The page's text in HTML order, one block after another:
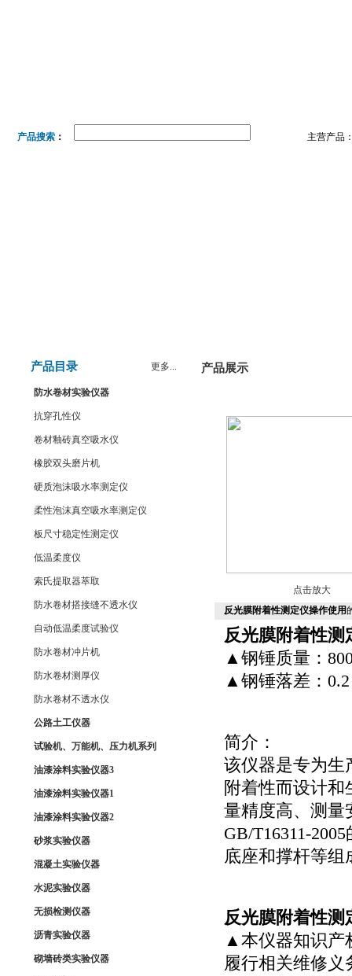
产品搜索： 主营产品
产品目录 更多...
防水卷材实验仪器
抗穿孔性仪
卷材釉砖真空吸水仪
橡胶双头磨片机
硬质泡沫吸水率测定仪
柔性泡沫真空吸水率测定仪
板尺寸稳定性测定仪
低温柔度仪
索氏提取器萃取
防水卷材搭接缝不透水仪
自动低温柔度试验仪
防水卷材冲片机
防水卷材测厚仪
防水卷材不透水仪
公路土工仪器
试验机、万能机、压力机系列
油漆涂料实验仪器3
油漆涂料实验仪器1
油漆涂料实验仪器2
砂浆实验仪器
混凝土实验仪器
水泥实验仪器
无损检测仪器
沥青实验仪器
砌墙砖类实验仪器
产品展示
点击放大
反光膜附着性测定仪操作使用
反光膜附着性测
▲钢锤质量：
▲钢锤落差：
简介：
该仪器是专为生
附着性而设计
量精度高、测量
GB/T16311-
底座和撑杆等组
反光膜附着性测
▲本仪器知识产
履行相关维修义